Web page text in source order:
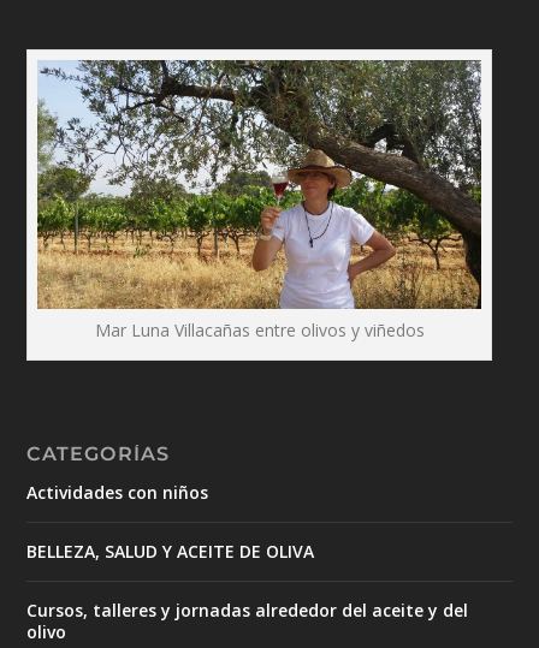
Mar Luna Villacañas entre olivos y viñedos
CATEGORÍAS
Actividades con niños
BELLEZA, SALUD Y ACEITE DE OLIVA
Cursos, talleres y jornadas alrededor del aceite y del
olivo